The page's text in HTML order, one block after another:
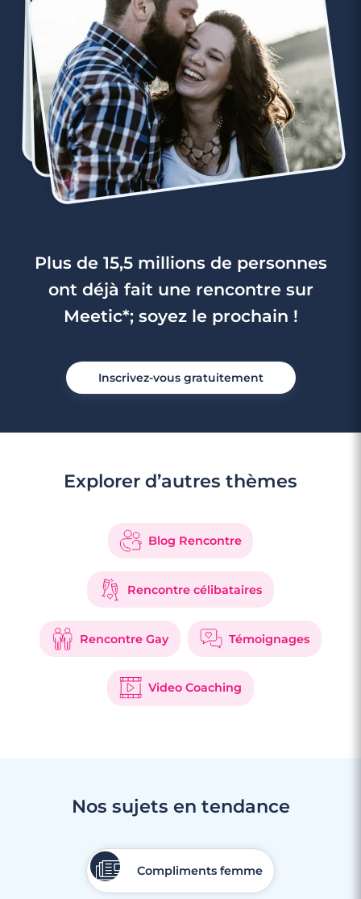
Plus de 15,5 millions de personnes
ont déjà fait une rencontre sur
Meetic*; soyez le prochain !
Inscrivez-vous gratuitement
Explorer d’autres thèmes
Blog Rencontre
Rencontre célibataires
Rencontre Gay Témoignages
Video Coaching
Nos sujets en tendance
Compliments femme